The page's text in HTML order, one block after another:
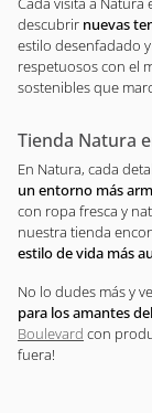
descubrir nuevas
estilo desenfadado
respetuosos con el
sostenibles que
Tienda Natura
En Natura, cada
un entorno más
con ropa fresca y
nuestra tienda
estilo de vida más
No lo dudes más y
para los amantes
Boulevard con
fuera!